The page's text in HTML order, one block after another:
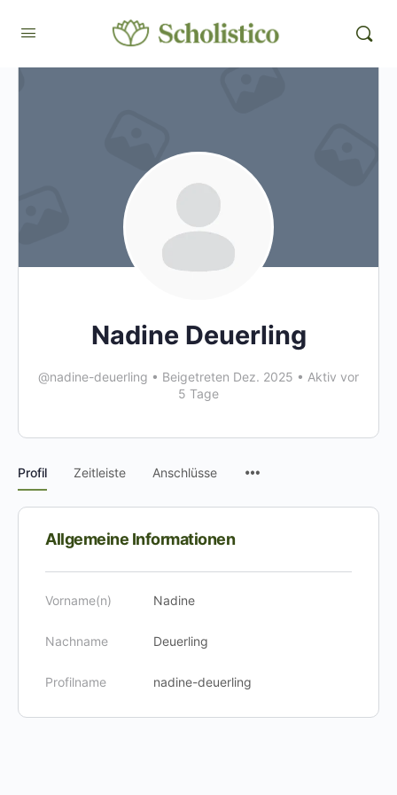
Nadine Deuerling
@nadine-deuerling • Beigetreten Dez. 2025 • Aktiv vor
5 Tage
Profil Zeitleiste Anschlüsse
Allgemeine Informationen
Vorname(n) Nadine
Nachname Deuerling
Profilname nadine-deuerling